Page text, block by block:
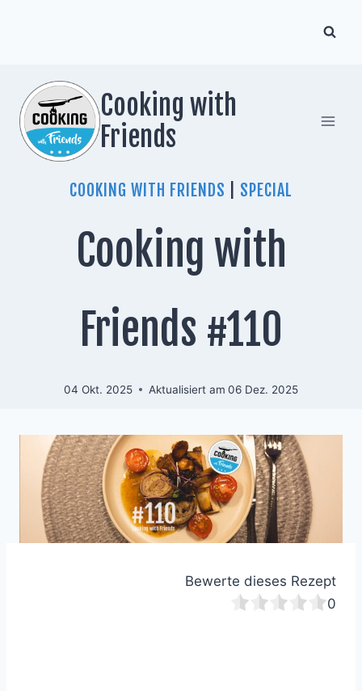
Cooking with
Friends
COOKING WITH FRIENDS SPECIAL
Cooking with
Friends #110
04 Okt. 2025 Aktualisiert am 06 Dez. 2025
Bewerte dieses Rezept
0